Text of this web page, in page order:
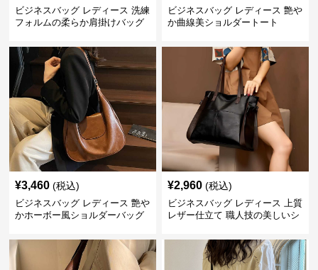
ビジネスバッグ レディース 洗練
フォルムの柔らか肩掛けバッグ
ビジネスバッグ レディース 艶や
か曲線美ショルダートート
¥3,460 (税込)
ビジネスバッグ レディース 艶や
かホーボー風ショルダーバッグ
¥2,960 (税込)
ビジネスバッグ レディース 上質
レザー仕立て 職人技の美しいシ